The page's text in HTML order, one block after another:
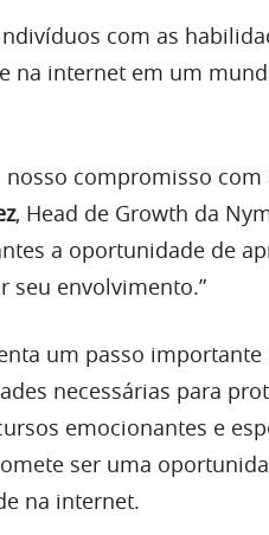
com as
na internet em um
compromisso
, Head de Growth da
a oportunidade de
seu envolvimento.”
um passo importante
necessárias para
emocionantes e
ser uma
na internet.